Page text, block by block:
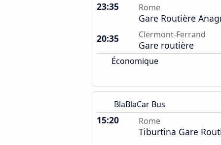
23:35 Rome
Gare Routière
20:35
Clermont-Ferrand
Gare routière
Économique
BlaBlaCar Bus
15:20 Rome
Tiburtina Gare